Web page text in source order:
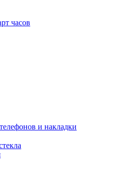
часов
и накладки